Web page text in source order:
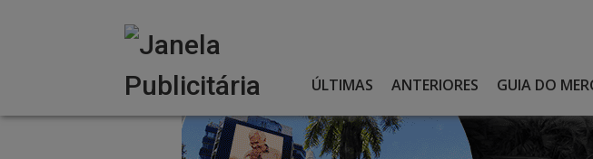
ÚLTIMAS ANTERIORES GUIA DO